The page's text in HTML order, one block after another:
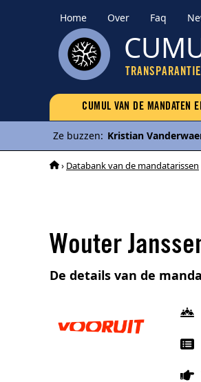
Home Over Faq
TRANSPARANTIE
CUMUL VAN DE MANDATEN
Ze buzzen: Kristian
› Databank van de mandatarissen
Wouter
De details van de